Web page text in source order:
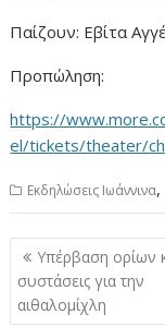
Παίζουν: Εβίτα
Προπώληση:
https://
el/tickets/theater/
Εκδηλώσεις Ιωάννινα,
Πλοήγηση
άρθρων
Υπέρβαση ορίων
συστάσεις για την
αιθαλομίχλη